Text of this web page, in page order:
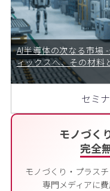
モノづく
完全
モノづくり・プラス
専門メディアに
AI半導体の次なる市場
ィックスへ、その材料
セミ